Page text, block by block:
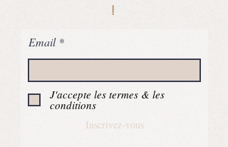
!
Email
J'accepte les termes & les
conditions
Inscrivez-vous